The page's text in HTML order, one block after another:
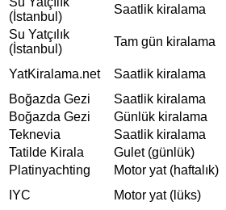
(İstanbul)
Saatlik kiralama
Su Yatçılık
(İstanbul)
Tam gün kiralama
YatKiralama.net Saatlik kiralama
Boğazda Gezi
Saatlik kiralama
Boğazda Gezi
Günlük kiralama
Teknevia
Saatlik kiralama
Tatilde Kirala
Gulet (günlük)
Platinyachting
Motor yat (haftalık)
IYC
Motor yat (lüks)